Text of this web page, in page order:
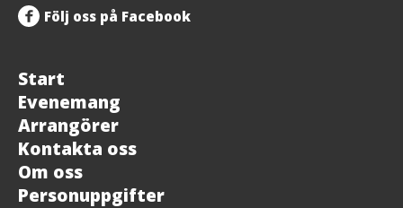
Följ oss på Facebook
Start
Evenemang
Arrangörer
Kontakta oss
Om oss
Personuppgifter